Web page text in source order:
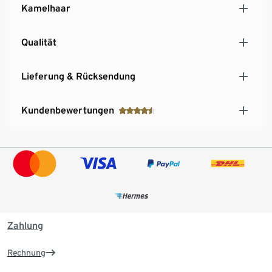
Kamelhaar
Qualität
Lieferung & Rücksendung
Kundenbewertungen
Zahlung
Rechnung